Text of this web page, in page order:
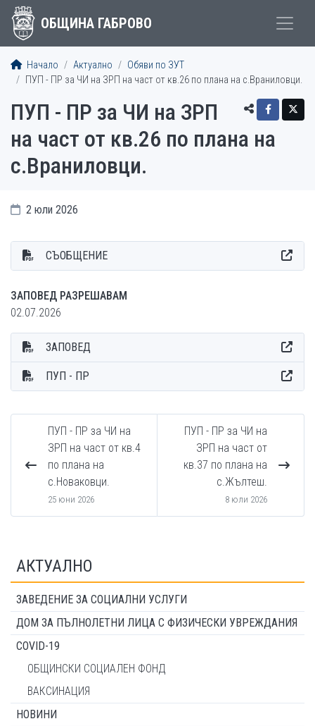
ОБЩИНА ГАБРОВО
Начало Актуално
Обяви по ЗУТ
ПУП - ПР за ЧИ на ЗРП на част от кв.26 по плана на с.Враниловци.
ПУП - ПР за ЧИ на ЗРП
на част от кв.26 по плана на
с.Враниловци.
2 юли 2026
СЪОБЩЕНИЕ
ЗАПОВЕД РАЗРЕШАВАМ
02.07.2026
ЗАПОВЕД
ПУП - ПР
ПУП - ПР за ЧИ на
ЗРП на част от кв.4
по плана на
с.Новаковци.
25 юни 2026
ПУП - ПР за ЧИ на
ЗРП на част от
кв.37 по плана на
с.Жълтеш.
8 юли 2026
АКТУАЛНО
ЗАВЕДЕНИЕ ЗА СОЦИАЛНИ УСЛУГИ
ДОМ ЗА ПЪЛНОЛЕТНИ ЛИЦА С ФИЗИЧЕСКИ УВРЕЖДАНИЯ
COVID-19
ОБЩИНСКИ СОЦИАЛЕН ФОНД
ВАКСИНАЦИЯ
НОВИНИ